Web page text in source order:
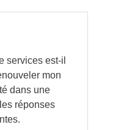
services est-il
mon
dans une
réponses